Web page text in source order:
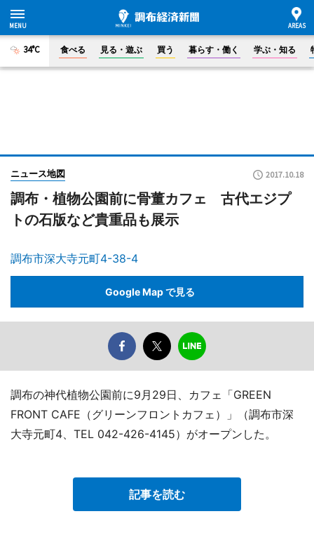
34°C 食べる 見る・遊ぶ 買う 暮らす・働く 学ぶ・知る
ニュース地図 2017.10.18
調布・植物公園前に骨董カフェ 古代エジプ
トの石版など貴重品も展示
調布市深大寺元町4-38-4
Google Map で見る
調布の神代植物公園前に9月29日、カフェ「GREEN
FRONT CAFE（グリーンフロントカフェ）」（調布市深
大寺元町4、TEL 042-426-4145）がオープンした。
記事を読む